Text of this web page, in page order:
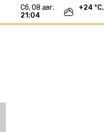
сб, 08 авг.
21:04
+24 °С,